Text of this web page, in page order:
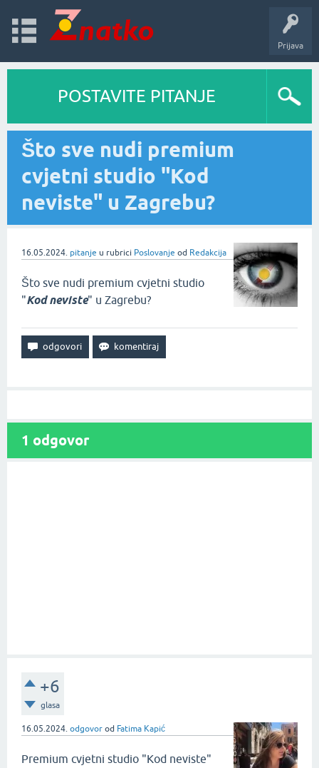
Prijava
POSTAVITE PITANJE
Što sve nudi premium
cvjetni studio "Kod
neviste" u Zagrebu?
16.05.2024. pitanje u rubrici Poslovanje od Redakcija
Što sve nudi premium cvjetni studio
"Kod neviste" u Zagrebu?
1 odgovor
+6
glasa
16.05.2024. odgovor od Fatima Kapić
Premium cvjetni studio "Kod neviste"